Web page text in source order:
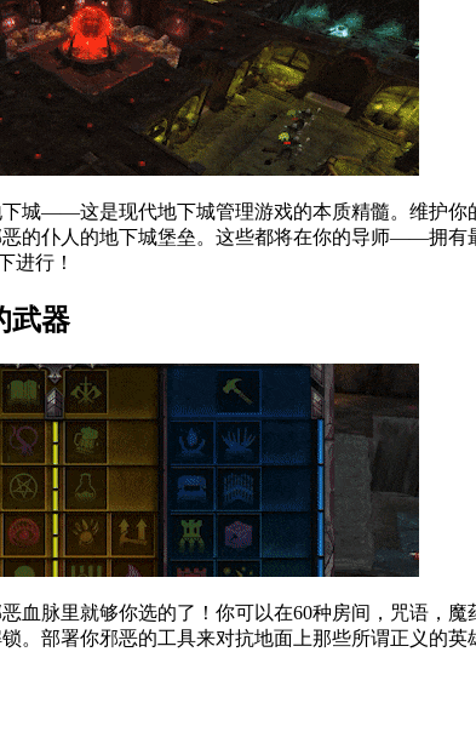
城——这是现代地下城管理游戏的本质精髓。维护你
的仆人的地下城堡垒。这些都将在你的导师——拥有
进行！
武器
血脉里就够你选的了！你可以在60种房间，咒语，
。部署你邪恶的工具来对抗地面上那些所谓正义的